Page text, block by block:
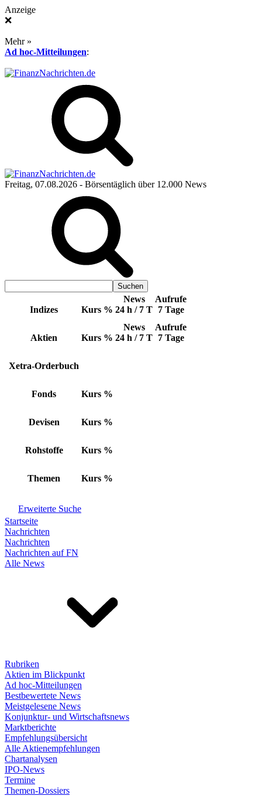
Anzeige
❌
Mehr »
Ad hoc-Mitteilungen:
Freitag, 07.08.2026 - Börsentäglich über 12.000 News
Indizes Kurs %
News
24 h / 7 T
Aufrufe
7 Tage
Aktien Kurs %
News
24 h / 7 T
Aufrufe
7 Tage
Xetra-Orderbuch
Fonds Kurs %
Devisen Kurs %
Rohstoffe Kurs %
Themen Kurs %
Erweiterte Suche
Startseite
Nachrichten
Nachrichten
Nachrichten auf FN
Alle News
Rubriken
Aktien im Blickpunkt
Ad hoc-Mitteilungen
Bestbewertete News
Meistgelesene News
Konjunktur- und Wirtschaftsnews
Marktberichte
Empfehlungsübersicht
Alle Aktienempfehlungen
Chartanalysen
IPO-News
Termine
Themen-Dossiers